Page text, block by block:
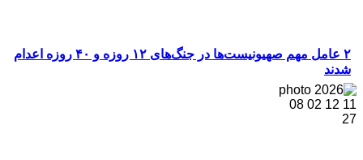
۲ عامل مهم صهیونیست‌ها در جنگ‌های ۱۲ روزه و ۴۰ روزه اعدام
شدند